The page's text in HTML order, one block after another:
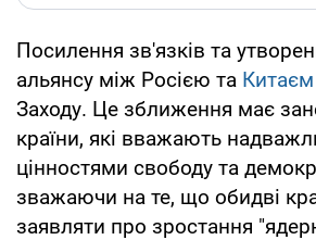
Посилення зв'язків та
альянсу між Росією та Китаєм
Заходу. Це зближення має
країни, які вважають
цінностями свободу та
зважаючи на те, що обидві
заявляти про зростання